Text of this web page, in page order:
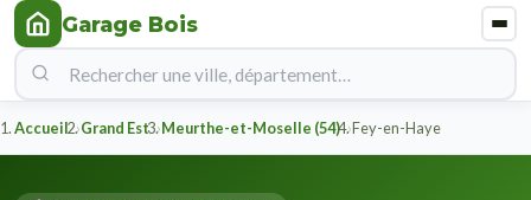
Garage Bois
Accueil Grand Est Meurthe-et-Moselle (54) Fey-en-Haye